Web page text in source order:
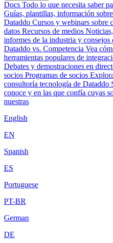
Docs Todo lo que necesita saber
Guías, plantillas, información
Dataddo Cursos y webinars sobre
datos Recursos de medios
informes de la industria y consejos
Dataddo vs. Competencia Vea
herramientas populares de
Debates y demostraciones en
socios Programas de socios
consultoría tecnología de Dataddo
conoce y en las que confía cuyas
nuestras
English
EN
Spanish
ES
Portuguese
PT-BR
German
DE